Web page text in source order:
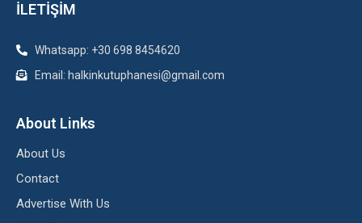
İLETİŞİM
Whatsapp: +30 698 8454620
Email: halkinkutuphanesi@gmail.com
About Links
About Us
Contact
Advertise With Us